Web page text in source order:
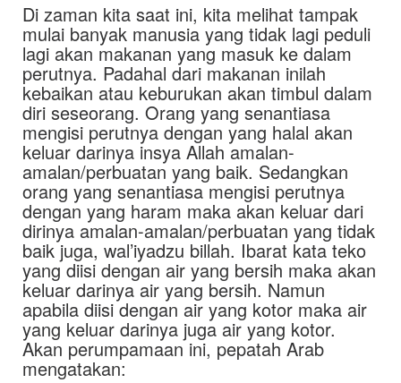
Di zaman kita saat ini, kita melihat tampak
mulai banyak manusia yang tidak lagi peduli
lagi akan makanan yang masuk ke dalam
perutnya. Padahal dari makanan inilah
kebaikan atau keburukan akan timbul dalam
diri seseorang. Orang yang senantiasa
mengisi perutnya dengan yang halal akan
keluar darinya insya Allah amalan-
amalan/perbuatan yang baik. Sedangkan
orang yang senantiasa mengisi perutnya
dengan yang haram maka akan keluar dari
dirinya amalan-amalan/perbuatan yang tidak
baik juga, wal’iyadzu billah. Ibarat kata teko
yang diisi dengan air yang bersih maka akan
keluar darinya air yang bersih. Namun
apabila diisi dengan air yang kotor maka air
yang keluar darinya juga air yang kotor.
Akan perumpamaan ini, pepatah Arab
mengatakan: